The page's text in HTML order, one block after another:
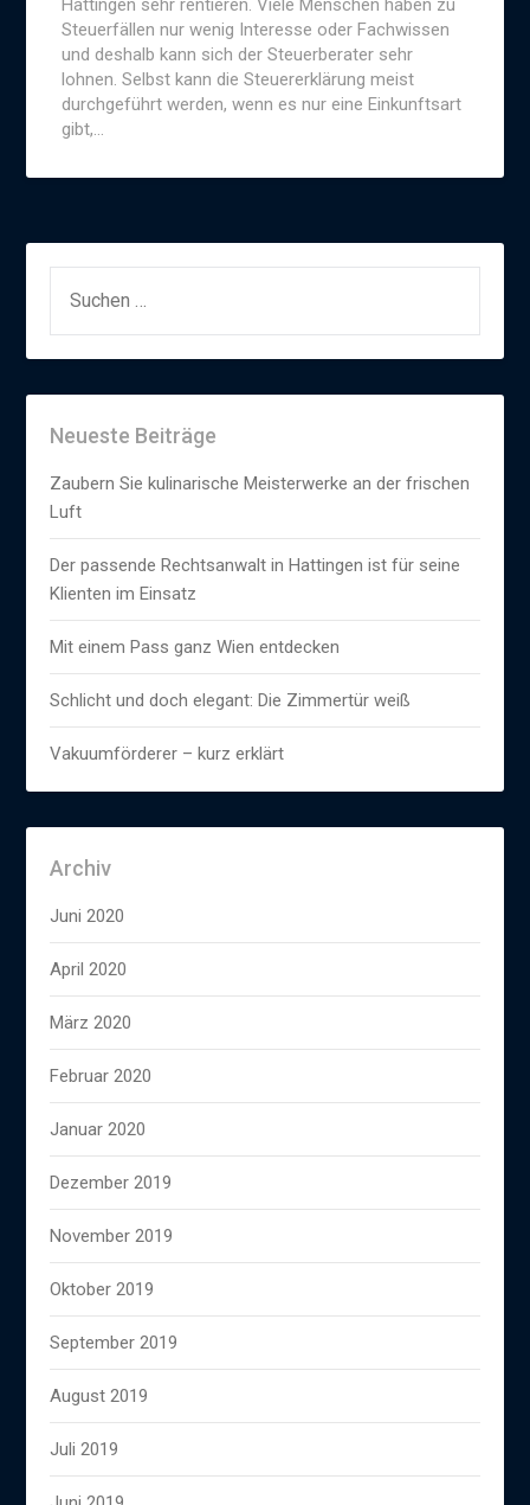
Hattingen sehr rentieren. Viele Menschen haben zu
Steuerfällen nur wenig Interesse oder Fachwissen
und deshalb kann sich der Steuerberater sehr
lohnen. Selbst kann die Steuererklärung meist
durchgeführt werden, wenn es nur eine Einkunftsart
gibt,…
NACH:
Neueste Beiträge
Zaubern Sie kulinarische Meisterwerke an der frischen
Luft
Der passende Rechtsanwalt in Hattingen ist für seine
Klienten im Einsatz
Mit einem Pass ganz Wien entdecken
Schlicht und doch elegant: Die Zimmertür weiß
Vakuumförderer – kurz erklärt
Archiv
Juni 2020
April 2020
März 2020
Februar 2020
Januar 2020
Dezember 2019
November 2019
Oktober 2019
September 2019
August 2019
Juli 2019